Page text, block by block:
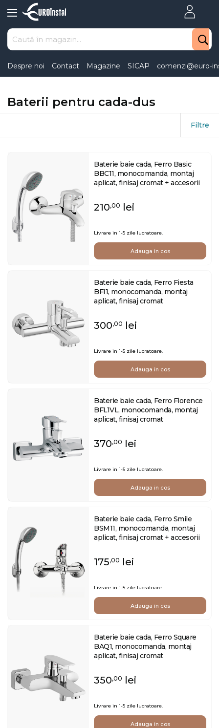
to
Content
Despre noi Contact Magazine SICAP comenzi@euro-
Baterii pentru cada-dus
Filtre
Baterie baie cada, Ferro Basic
BBC11, monocomanda, montaj
aplicat, finisaj cromat + accesorii
210,00 lei
Livrare in 1-5 zile lucratoare.
Adauga in cos
Baterie baie cada, Ferro Fiesta
BFI1, monocomanda, montaj
aplicat, finisaj cromat
300,00 lei
Livrare in 1-5 zile lucratoare.
Adauga in cos
Baterie baie cada, Ferro Florence
BFL1VL, monocomanda, montaj
aplicat, finisaj cromat
370,00 lei
Livrare in 1-5 zile lucratoare.
Adauga in cos
Baterie baie cada, Ferro Smile
BSM11, monocomanda, montaj
aplicat, finisaj cromat + accesorii
175,00 lei
Livrare in 1-5 zile lucratoare.
Adauga in cos
Baterie baie cada, Ferro Square
BAQ1, monocomanda, montaj
aplicat, finisaj cromat
350,00 lei
Livrare in 1-5 zile lucratoare.
Adauga in cos